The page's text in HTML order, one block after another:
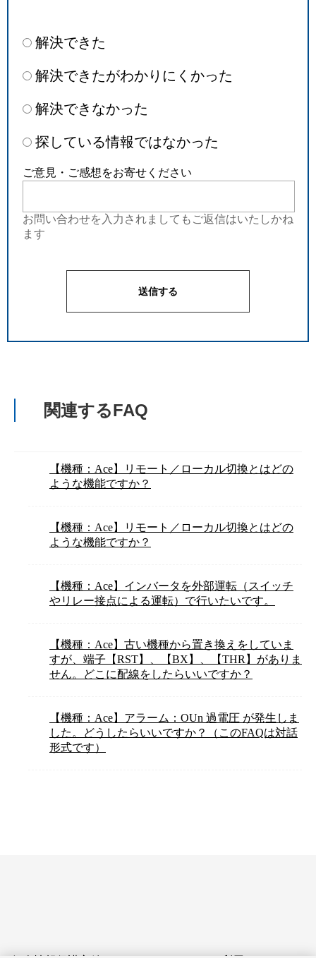
解決できた
解決できたがわかりにくかった
解決できなかった
探している情報ではなかった
ご意見・ご感想をお寄せください
お問い合わせを入力されましてもご返信はいたしかね
ます
関連するFAQ
【機種：Ace】リモート／ローカル切換とはどの
ような機能ですか？
【機種：Ace】リモート／ローカル切換とはどの
ような機能ですか？
【機種：Ace】インバータを外部運転（スイッチ
やリレー接点による運転）で行いたいです。
【機種：Ace】古い機種から置き換えをしていま
すが、端子【RST】、【BX】、【THR】がありま
せん。どこに配線をしたらいいですか？
【機種：Ace】アラーム：OUn 過電圧 が発生しま
した。どうしたらいいですか？（このFAQは対話
形式です）